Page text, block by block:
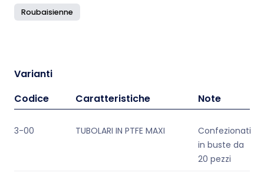
Roubaisienne
Varianti
Codice
Caratteristiche Note
3-00 TUBOLARI IN PTFE MAXI
Confezionati
in buste da
20 pezzi